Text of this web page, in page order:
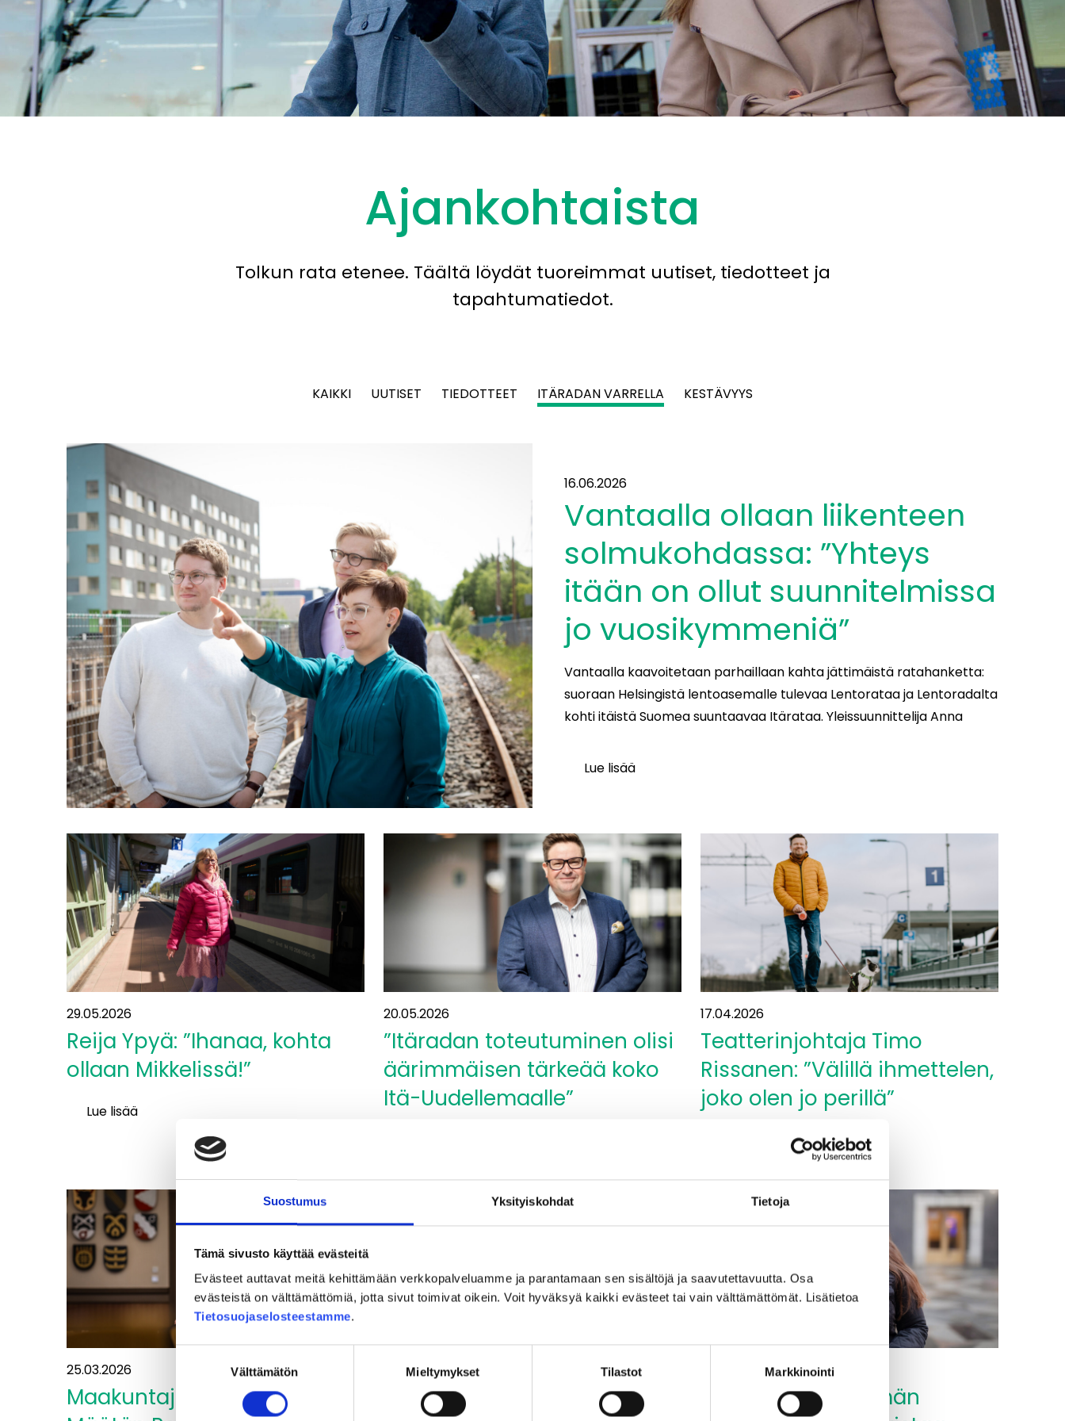
Suostumus Yksityiskohdat Tietoja
Tämä sivusto käyttää evästeitä
Evästeet auttavat meitä kehittämään verkkopalveluamme ja parantamaan sen sisältöjä ja saavutettavuutta. Osa
evästeistä on välttämättömiä, jotta sivut toimivat oikein. Voit hyväksyä kaikki evästeet tai vain välttämättömät. Lisätietoa
Tietosuojaselosteestamme.
Välttämätön Mieltymykset Tilastot Markkinointi
Ajankohtaista
Tolkun rata etenee. Täältä löydät tuoreimmat uutiset, tiedotteet ja
tapahtumatiedot.
KAIKKI UUTISET TIEDOTTEET ITÄRADAN VARRELLA KESTÄVYYS
16.06.2026
Vantaalla ollaan liikenteen
solmukohdassa: ”Yhteys
itään on ollut suunnitelmissa
jo vuosikymmeniä”
Vantaalla kaavoitetaan parhaillaan kahta jättimäistä ratahanketta:
suoraan Helsingistä lentoasemalle tulevaa Lentorataa ja Lentoradalta
kohti itäistä Suomea suuntaavaa Itärataa. Yleissuunnittelija Anna
Lue lisää
solmukohdassa:
”Yhteys
itään
on
ollut
suunnitelmissa
jo
vuosikymmeniä”
29.05.2026
Reija Ypyä: ”Ihanaa, kohta
ollaan Mikkelissä!”
Lue lisää
kohta
ollaan
Mikkelissä!”
20.05.2026
”Itäradan toteutuminen olisi
äärimmäisen tärkeää koko
Itä-Uudellemaalle”
toteutuminen
Itä-
Uudellemaalle”
17.04.2026
Teatterinjohtaja Timo
Rissanen: ”Välillä ihmettelen,
joko olen jo perillä”
Teatterinjohtaja
Timo
Rissanen:
olen
jo
25.03.2026
Maakuntajohtaja Tytti
09.01.2026
Olli Lehtonen: ”Etänä
”Liikennejärjestelmän